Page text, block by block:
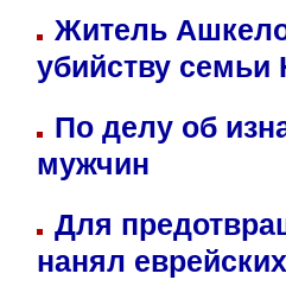
Житель
убийству семьи
По делу об
мужчин
Для
нанял